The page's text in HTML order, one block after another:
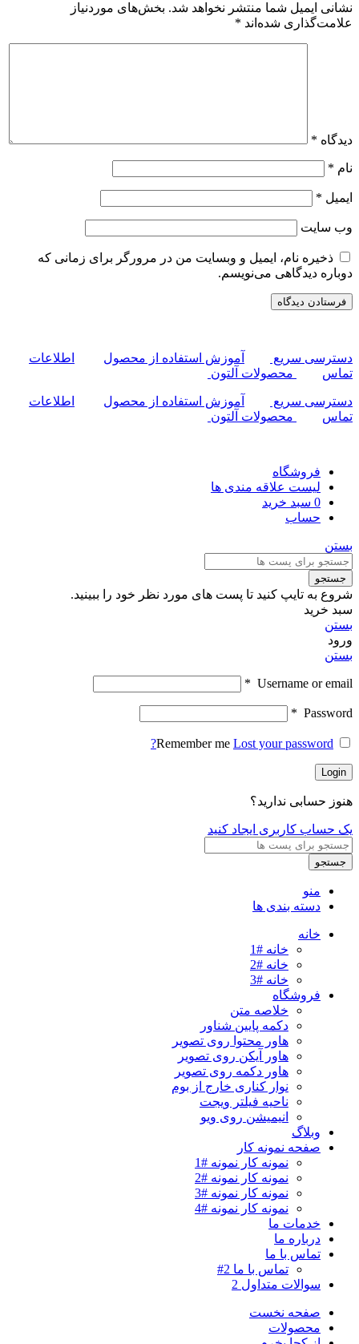
نشانی ایمیل شما منتشر نخواهد شد. بخش‌های موردنیاز
علامت‌گذاری شده‌اند *
دیدگاه *
نام *
ایمیل *
وب‌ سایت
ذخیره نام، ایمیل و وبسایت من در مرورگر برای زمانی که
دوباره دیدگاهی می‌نویسم.
دسترسی سریع آموزش استفاده از محصول
اطلاعات
تماس
محصولات آلتون
دسترسی سریع آموزش استفاده از محصول
اطلاعات
تماس
محصولات آلتون
فروشگاه
لیست علاقه مندی ها
0 سبد خرید
حساب
بستن
جستجو
شروع به تایپ کنید تا پست های مورد نظر خود را ببینید.
سبد خرید
بستن
ورود
بستن
Username or email
*
Password
*
Remember me Lost your password?
Login
هنوز حسابی ندارید؟
یک حساب کاربری ایجاد کنید
جستجو
منو
دسته بندی ها
خانه
خانه #1
خانه #2
خانه #3
فروشگاه
خلاصه متن
دکمه پایین شناور
هاور محتوا روی تصویر
هاور آیکن روی تصویر
هاور دکمه روی تصویر
نوار کناری خارج از بوم
ناحیه فیلتر ویجت
انیمیشن روی ویو
وبلاگ
صفحه نمونه کار
نمونه کار نمونه #1
نمونه کار نمونه #2
نمونه کار نمونه #3
نمونه کار نمونه #4
خدمات ما
درباره ما
تماس با ما
تماس با ما 2#
سوالات متداول 2
صفحه نخست
محصولات